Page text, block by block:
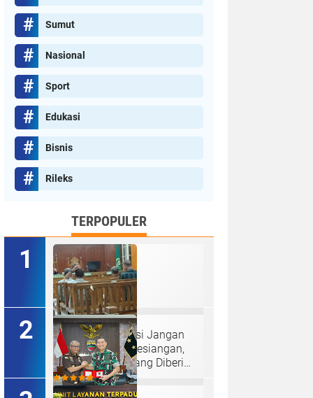
Sumut
Nasional
Sport
Edukasi
Bisnis
Rileks
TERPOPULER
Hakim : " Ibu Saksi Jangan
Jadi Pahlawan Kesiangan,
Jelas Punya Hutang Diberi
Barang Lagi